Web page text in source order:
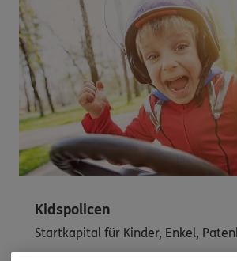
Kidspolicen
Startkapital für Kinder, Enkel,